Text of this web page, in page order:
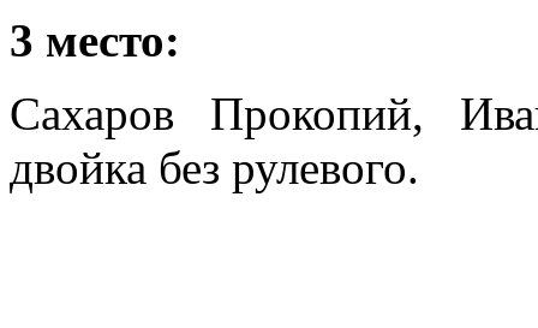
3 место:
Сахаров Прокопий,
двойка без рулевого.